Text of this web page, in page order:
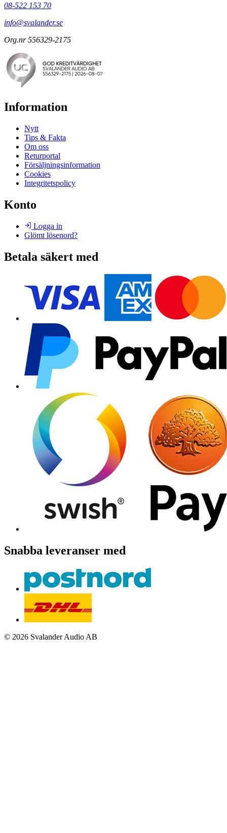
08-522 153 70
info@svalander.se
Org.nr 556329-2175
Information
Nytt
Tips & Fakta
Om oss
Returportal
Försäljningsinformation
Cookies
Integritetspolicy
Konto
Logga in
Glömt lösenord?
Betala säkert med
Snabba leveranser med
© 2026 Svalander Audio AB